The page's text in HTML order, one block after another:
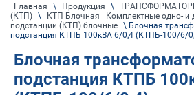
Главная \ Продукция \
(КТП) \
КТП Блочная | Комплектные одно- и
подстанции (КТП) блочные \ Блочная
подстанция КТПБ 100кВА 6/0,4 (КТПБ-100/6/
Блочная
подстанция КТПБ